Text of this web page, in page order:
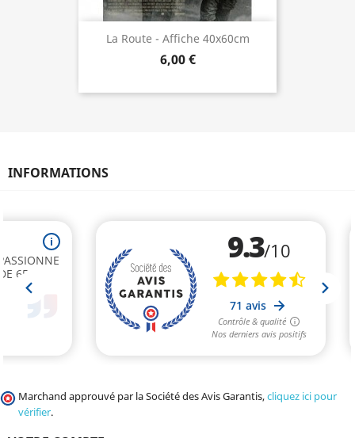
La Route - Affiche 40x60cm
6,00 €
INFORMATIONS
Marchand approuvé par la Société des Avis Garantis,cliquez ici pour
vérifier.